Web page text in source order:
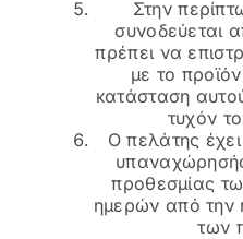
Στην
συνοδεύεται
πρέπει να
με το
κατάσταση
τυχόν
Ο πελάτης
προθεσμίας
ημερών από την
των